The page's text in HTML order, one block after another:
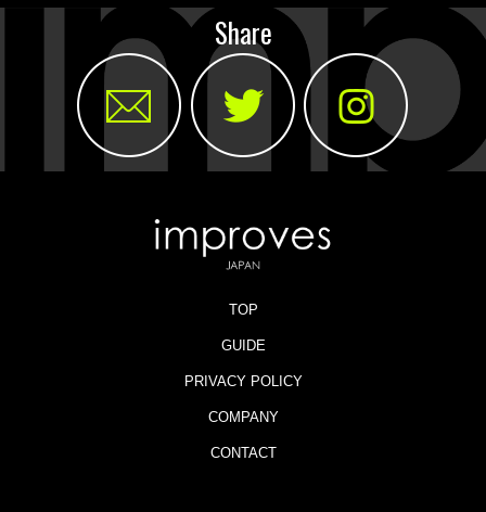
Share
TOP
GUIDE
PRIVACY POLICY
COMPANY
CONTACT